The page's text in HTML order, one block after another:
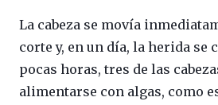
La cabeza se movía
corte y, en un día, la herida se
pocas horas, tres de las
alimentarse con algas, como